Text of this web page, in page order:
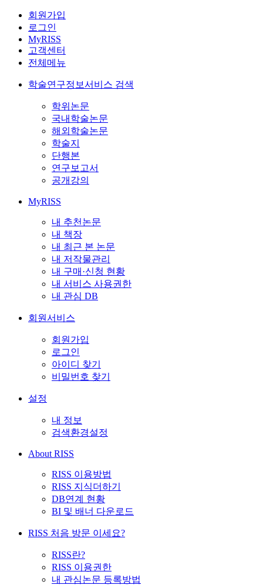
회원가입
로그인
MyRISS
고객센터
전체메뉴
학술연구정보서비스 검색
학위논문
국내학술논문
해외학술논문
학술지
단행본
연구보고서
공개강의
MyRISS
내 추천논문
내 책장
내 최근 본 논문
내 저작물관리
내 구매·신청 현황
내 서비스 사용권한
내 관심 DB
회원서비스
회원가입
로그인
아이디 찾기
비밀번호 찾기
설정
내 정보
검색환경설정
About RISS
RISS 이용방법
RISS 지식더하기
DB연계 현황
BI 및 배너 다운로드
RISS 처음 방문 이세요?
RISS란?
RISS 이용권한
내 관심논문 등록방법